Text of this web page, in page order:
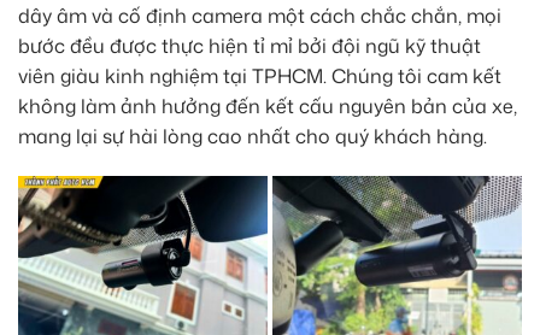
dây âm và cố định camera một cách chắc chắn, mọi
bước đều được thực hiện tỉ mỉ bởi đội ngũ kỹ thuật
viên giàu kinh nghiệm tại TPHCM. Chúng tôi cam kết
không làm ảnh hưởng đến kết cấu nguyên bản của xe,
mang lại sự hài lòng cao nhất cho quý khách hàng.